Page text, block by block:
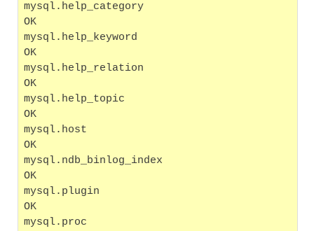
mysql.help_category
OK
mysql.help_keyword
OK
mysql.help_relation
OK
mysql.help_topic
OK
mysql.host
OK
mysql.ndb_binlog_index
OK
mysql.plugin
OK
mysql.proc